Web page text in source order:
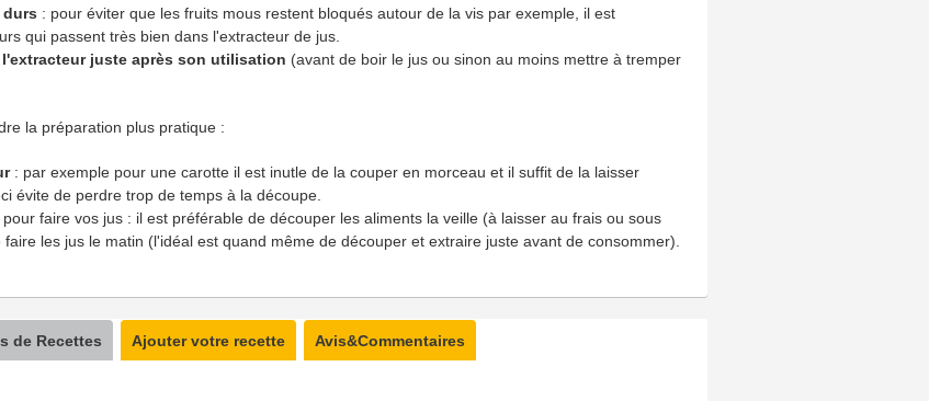
durs : pour éviter que les fruits mous restent bloqués autour de la vis par exemple, il est
qui passent très bien dans l'extracteur de jus.
juste après son utilisation (avant de boir le jus ou sinon au moins mettre à tremper
la préparation plus pratique :
: par exemple pour une carotte il est inutle de la couper en morceau et il suffit de la laisser
évite de perdre trop de temps à la découpe.
pour faire vos jus : il est préférable de découper les aliments la veille (à laisser au frais ou sous
les jus le matin (l'idéal est quand même de découper et extraire juste avant de consommer).
de Recettes Ajouter votre recette Avis&Commentaires